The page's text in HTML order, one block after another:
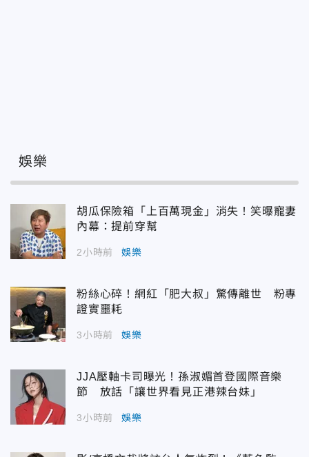
娛樂
胡瓜保險箱「上百萬現金」消失！笑曝寵妻
內幕：提前穿幫
2小時前 娛樂
粉絲心碎！網紅「肥大叔」驚傳離世 粉專
證實噩耗
3小時前 娛樂
JJA壓軸卡司曝光！孫淑媚首登國際音樂
節 放話「讓世界看見正港辣台妹」
3小時前 娛樂